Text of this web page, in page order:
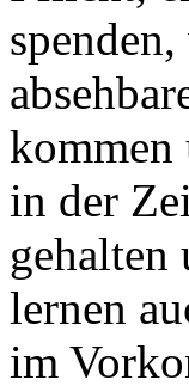
kommen
in der
lernen
im